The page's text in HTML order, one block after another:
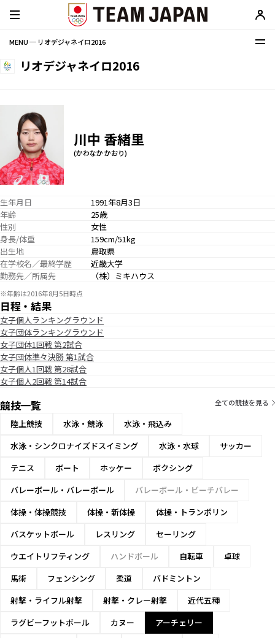
MENU ─ リオデジャネイロ2016
リオデジャネイロ2016
川中 香緖里
(かわなか かおり)
生年月日
1991年8月3日
年齢
25歳
性別
女性
身長/体重
159cm/51kg
出生地
鳥取県
在学校名／最終学歴
近畿大学
勤務先／所属先
（株）ミキハウス
※年齢は2016年8月5日時点
日程・結果
女子個人ランキングラウンド
女子団体ランキングラウンド
女子団体1回戦 第2試合
女子団体準々決勝 第1試合
女子個人1回戦 第28試合
女子個人2回戦 第14試合
競技一覧 全ての競技を見る
陸上競技 水泳・競泳
水泳・飛込み
水泳・シンクロナイズドスイミング
水泳・水球
サッカー
テニス
ボート ホッケー
ボクシング
バレーボール・バレーボール
バレーボール・ビーチバレー
体操・体操競技
体操・新体操
体操・トランポリン
バスケットボール
レスリング
セーリング
ウエイトリフティング
ハンドボール 自転車
卓球
馬術
フェンシング 柔道
バドミントン
射撃・ライフル射撃
射撃・クレー射撃
近代五種
ラグビーフットボール
カヌー
アーチェリー